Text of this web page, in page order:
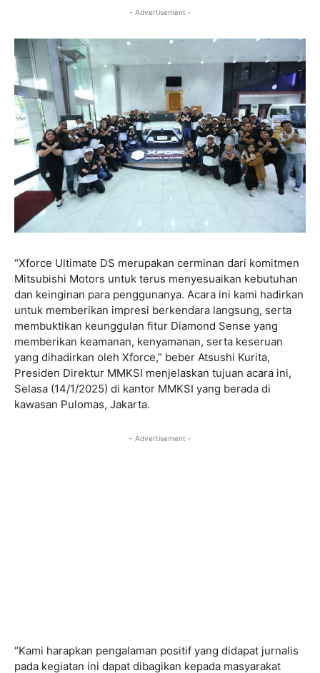
- Advertisement -
“Xforce Ultimate DS merupakan cerminan dari komitmen
Mitsubishi Motors untuk terus menyesuaikan kebutuhan
dan keinginan para penggunanya. Acara ini kami hadirkan
untuk memberikan impresi berkendara langsung, serta
membuktikan keunggulan fitur Diamond Sense yang
memberikan keamanan, kenyamanan, serta keseruan
yang dihadirkan oleh Xforce,” beber Atsushi Kurita,
Presiden Direktur MMKSI menjelaskan tujuan acara ini,
Selasa (14/1/2025) di kantor MMKSI yang berada di
kawasan Pulomas, Jakarta.
- Advertisement -
“Kami harapkan pengalaman positif yang didapat jurnalis
pada kegiatan ini dapat dibagikan kepada masyarakat